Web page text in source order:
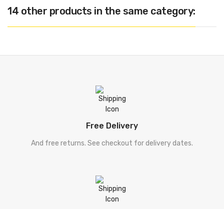
14 other products in the same category:
Free Delivery
And free returns. See checkout for delivery dates.